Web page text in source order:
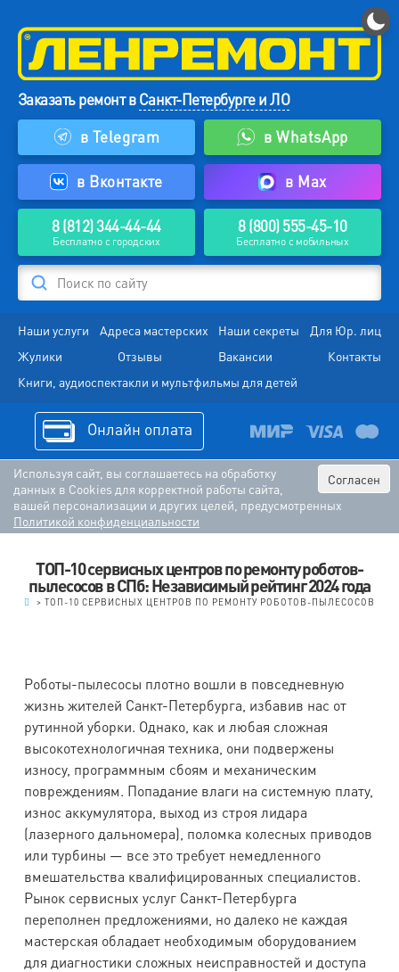
Заказать ремонт вСанкт-Петербурге и ЛО
в Telegram
в WhatsApp
в Вконтакте в Max
8 (812) 344-44-44
Бесплатно с городских
8 (800) 555-45-10
Бесплатно с мобильных
Поиск по сайту
Наши услуги Адреса мастерских Наши секреты
Для Юр. лиц
Жулики
Отзывы Вакансии
Контакты
Книги, аудиоспектакли и мультфильмы для детей
Онлайн оплата
Согласен
Используя сайт, вы соглашаетесь на обработку
данных в Cookies для корректной работы сайта,
вашей персонализации и других целей, предусмотренных
Политикой конфиденциальности
ТОП-10 сервисных центров по ремонту роботов-
пылесосов в СПб: Независимый рейтинг 2024 года
> ТОП-10 СЕРВИСНЫХ ЦЕНТРОВ ПО РЕМОНТУ РОБОТОВ-ПЫЛЕСОСОВ
Роботы-пылесосы плотно вошли в повседневную
жизнь жителей Санкт-Петербурга, избавив нас от
рутинной уборки. Однако, как и любая сложная
высокотехнологичная техника, они подвержены
износу, программным сбоям и механическим
повреждениям. Попадание влаги на системную плату,
износ аккумулятора, выход из строя лидара
(лазерного дальномера), поломка колесных приводов
или турбины — все это требует немедленного
вмешательства квалифицированных специалистов.
Рынок сервисных услуг Санкт-Петербурга
переполнен предложениями, но далеко не каждая
мастерская обладает необходимым оборудованием
для диагностики сложных неисправностей и доступа